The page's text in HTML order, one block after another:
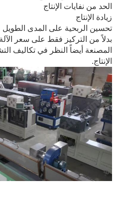
الحد من نفايات الإنتاج
زيادة الإنتاج
تحسين الربحية على المدى الطويل
بدلاً من التركيز فقط على سعر
المصنعة أيضاً النظر في تكاليف
الإنتاج.